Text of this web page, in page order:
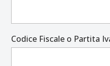
Codice Fiscale o Partita